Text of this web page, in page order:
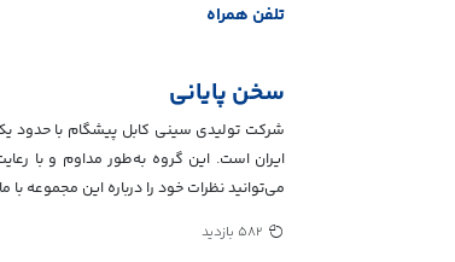
تلفن همراه
سخن پایانی
شرکت تولیدی سینی کابل پیشگام با حدود
ایران است. این گروه به‌طور مداوم و با
می‌توانید نظرات خود را درباره این مجموعه با